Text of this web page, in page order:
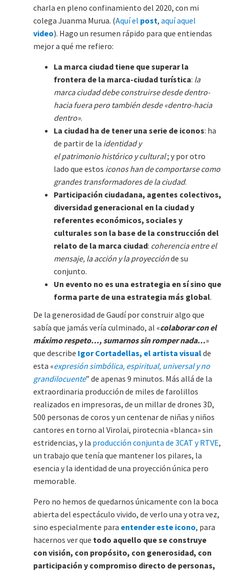
charla en pleno confinamiento del 2020, con mi
colega Juanma Murua. (Aquí el post, aquí aquel
video). Hago un resumen rápido para que entiendas
mejor a qué me refiero:
La marca ciudad tiene que superar la
frontera de la marca-ciudad turística: la
marca ciudad debe construirse desde dentro-
hacia fuera pero también desde «dentro-hacia
dentro».
La ciudad ha de tener una serie de iconos: ha
de partir de la identidad y
el patrimonio histórico y cultural; y por otro
lado que estos iconos han de comportarse como
grandes transformadores de la ciudad.
Participación ciudadana, agentes colectivos,
diversidad generacional en la ciudad y
referentes económicos, sociales y
culturales son la base de la construcción del
relato de la marca ciudad: coherencia entre el
mensaje, la acción y la proyecciónde su
conjunto.
Un evento no es una estrategia en sí sino que
forma parte de una estrategia más global.
De la generosidad de Gaudí por construir algo que
sabía que jamás vería culminado, al «colaborar con el
máximo respeto…, sumarnos sin romper nada…»
que describe Igor Cortadellas, el artista visualde
esta «expresión simbólica, espiritual, universal y no
grandilocuente” de apenas 9 minutos. Más allá de la
extraordinaria producción de miles de farolillos
realizados en impresoras, de un millar de drones 3D,
500 personas de coros y un centenar de niñas y niños
cantores en torno al Virolai, pirotecnia «blanca» sin
estridencias, y la producción conjunta de 3CAT y RTVE,
un trabajo que tenía que mantener los pilares, la
esencia y la identidad de una proyección única pero
memorable.
Pero no hemos de quedarnos únicamente con la boca
abierta del espectáculo vivido, de verlo una y otra vez,
sino especialmente para entender este icono, para
hacernos ver que todo aquello que se construye
con visión, con propósito, con generosidad, con
participación y compromiso directo de personas,